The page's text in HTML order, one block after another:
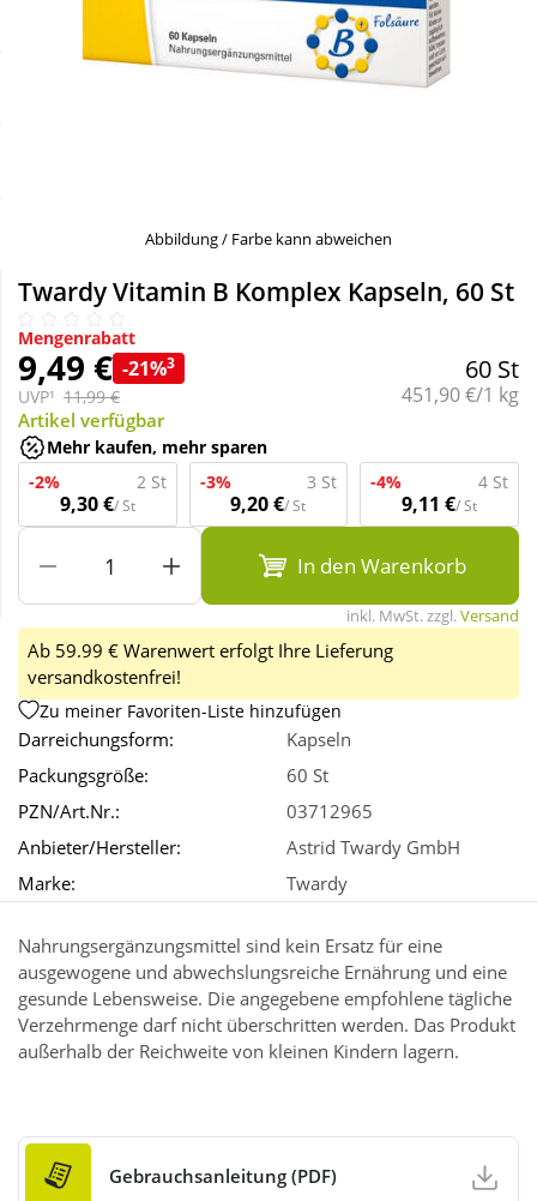
Täglich gut versorgt
Körperpflege & Kosmetik
Nahrungsergänzung
Natur & Homöopathie
Sanitätshaus
Sport & Fitness
Tierbedarf
Wellness
Abbildung / Farbe kann abweichen
Twardy Vitamin B Komplex Kapseln, 60 St
Mengenrabatt
9,49 € -21%3
UVP¹ 11,99 €
60 St
Grundpreis:
451,90 €/1 kg
Artikel verfügbar
Mehr kaufen, mehr sparen
-2%
2 St
9,30 €/ St
-3% 3 St
9,20 €/ St
-4% 4 St
9,11 €/ St
In den Warenkorb
inkl. MwSt. zzgl.Versand
Ab 59.99 € Warenwert erfolgt Ihre Lieferung
versandkostenfrei!
Zu meiner Favoriten-Liste hinzufügen
Darreichungsform:
Kapseln
Packungsgröße:
60 St
PZN/Art.Nr.:
03712965
Anbieter/Hersteller:
Astrid Twardy GmbH
Marke:
Twardy
Nahrungsergänzungsmittel sind kein Ersatz für eine
ausgewogene und abwechslungsreiche Ernährung und eine
gesunde Lebensweise. Die angegebene empfohlene tägliche
Verzehrmenge darf nicht überschritten werden. Das Produkt
außerhalb der Reichweite von kleinen Kindern lagern.
Gebrauchsanleitung (PDF)